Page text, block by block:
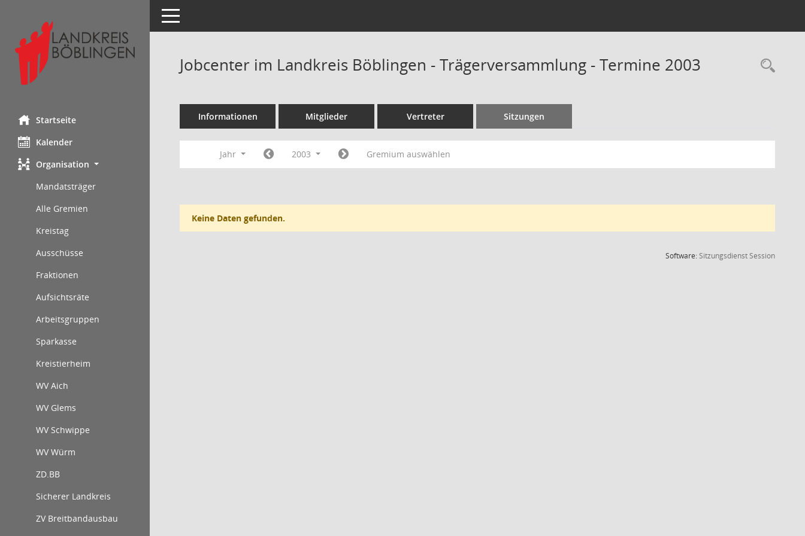
Startseite
Kalender
Organisation
Mandatsträger
Alle Gremien
Kreistag
Ausschüsse
Fraktionen
Aufsichtsräte
Arbeitsgruppen
Sparkasse
Kreistierheim
WV Aich
WV Glems
WV Schwippe
WV Würm
ZD.BB
Sicherer Landkreis
ZV Breitbandausbau
Toggle navigation
Jobcenter im Landkreis Böblingen - Trägerversammlung - Termine 2003
Informationen Mitglieder Vertreter Sitzungen
Jahr 2003 Gremium auswählen
Keine Daten gefunden.
Software:SitzungsdienstSession(Wird in